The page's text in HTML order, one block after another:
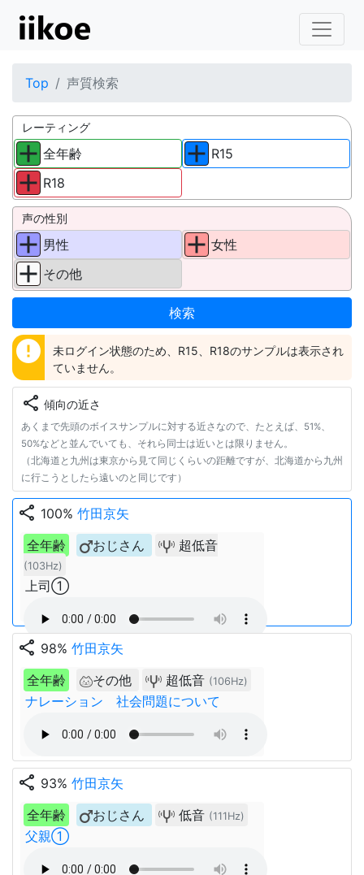
Top 声質検索
レーティング
全年齢
R18
R15
声の性別
男性
その他
女性
error
未ログイン状態のため、R15、R18のサンプルは表示され
ていません。
share 傾向の近さ
あくまで先頭のボイスサンプルに対する近さなので、たとえば、51%、
50%などと並んでいても、それら同士は近いとは限りません。
（北海道と九州は東京から見て同じくらいの距離ですが、北海道から九州
に行こうとしたら遠いのと同じです）
share 100% 竹田京矢
全年齢
おじさん 超低音
(103Hz)
上司①
share 98% 竹田京矢
全年齢
その他 超低音 (106Hz)
ナレーション 社会問題について
share 93% 竹田京矢
全年齢
おじさん 低音 (111Hz)
父親①